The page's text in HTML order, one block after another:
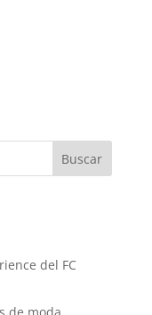
del FC